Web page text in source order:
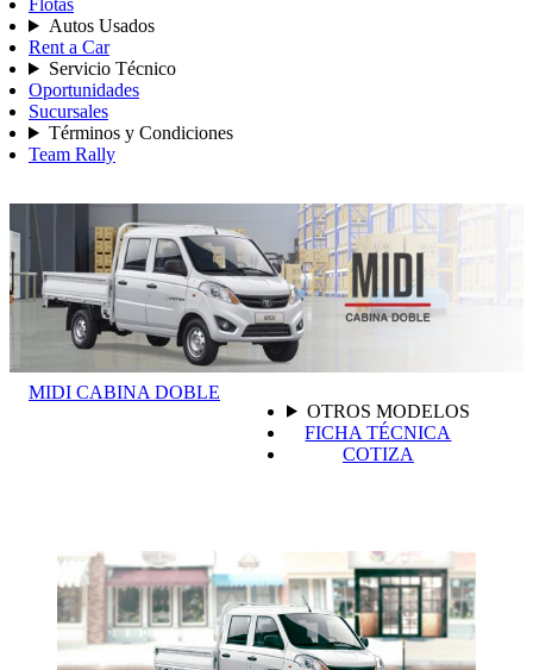
Flotas
Autos Usados
Rent a Car
Servicio Técnico
Oportunidades
Sucursales
Términos y Condiciones
Team Rally
MIDI CABINA DOBLE
OTROS MODELOS
FICHA TÉCNICA
COTIZA